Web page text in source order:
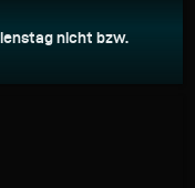
nicht bzw.